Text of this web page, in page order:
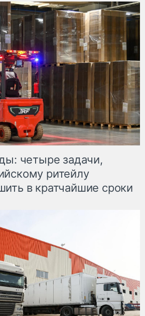
четыре задачи,
ритейлу
в кратчайшие сроки